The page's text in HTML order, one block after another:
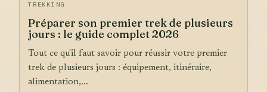
TREKKING
Préparer son premier trek de plusieurs
jours : le guide complet 2026
Tout ce qu'il faut savoir pour réussir votre premier
trek de plusieurs jours : équipement, itinéraire,
alimentation,...